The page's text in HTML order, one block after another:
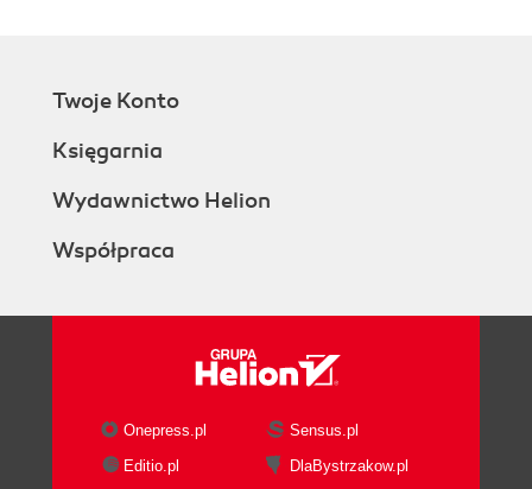
Twoje Konto
Księgarnia
Wydawnictwo Helion
Współpraca
Onepress.pl
Sensus.pl
Editio.pl
DlaBystrzakow.pl